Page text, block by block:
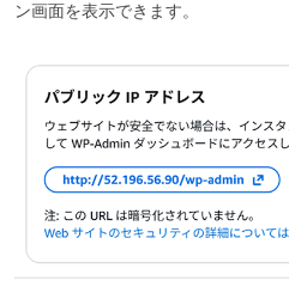
ン画面を表示できます。